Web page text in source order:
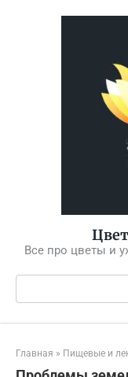
Все про цветы и
Поиск:
Главная » Пищевые и